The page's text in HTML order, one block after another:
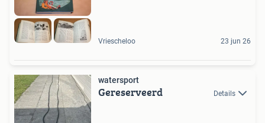
Vriescheloo 23 jun 26
watersport
Gereserveerd Details